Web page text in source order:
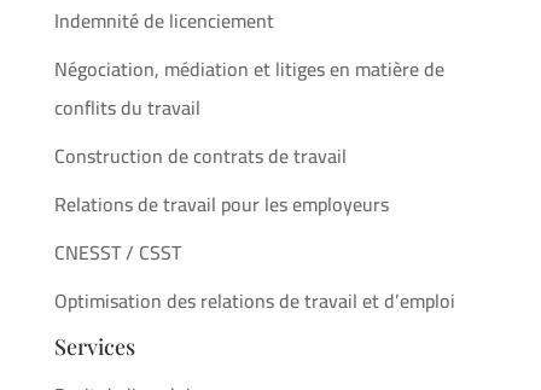
Indemnité de licenciement
Négociation, médiation et litiges en matière de
conflits du travail
Construction de contrats de travail
Relations de travail pour les employeurs
CNESST / CSST
Optimisation des relations de travail et d’emploi
Services